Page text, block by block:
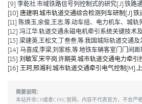
[9] 李乾社.市域铁路信号列控制式的研究[J].铁路
[10] 唐建明.城市轨道交通综合检测列车研制[J].
[11] 陈焕玉,余俊,王志,等.动车组、电力机车、城
[12] 冯江华.轨道交通永磁电机牵引系统关键技术
[13] 梁建英,王松文,丁叁叁,等.我国城际轨道交通
[14] 马喜成,李梁,刘家栋,等.地铁车辆客室门门间
[15] 刘敏军,宋平岗,许期英.城市轨道交通电力牵
[16] 王珂,邢湘利.城市轨道交通牵引电气控制[M].
简要说明：
本站并非CR或者CRRC官网，内容不代表官方，不会严